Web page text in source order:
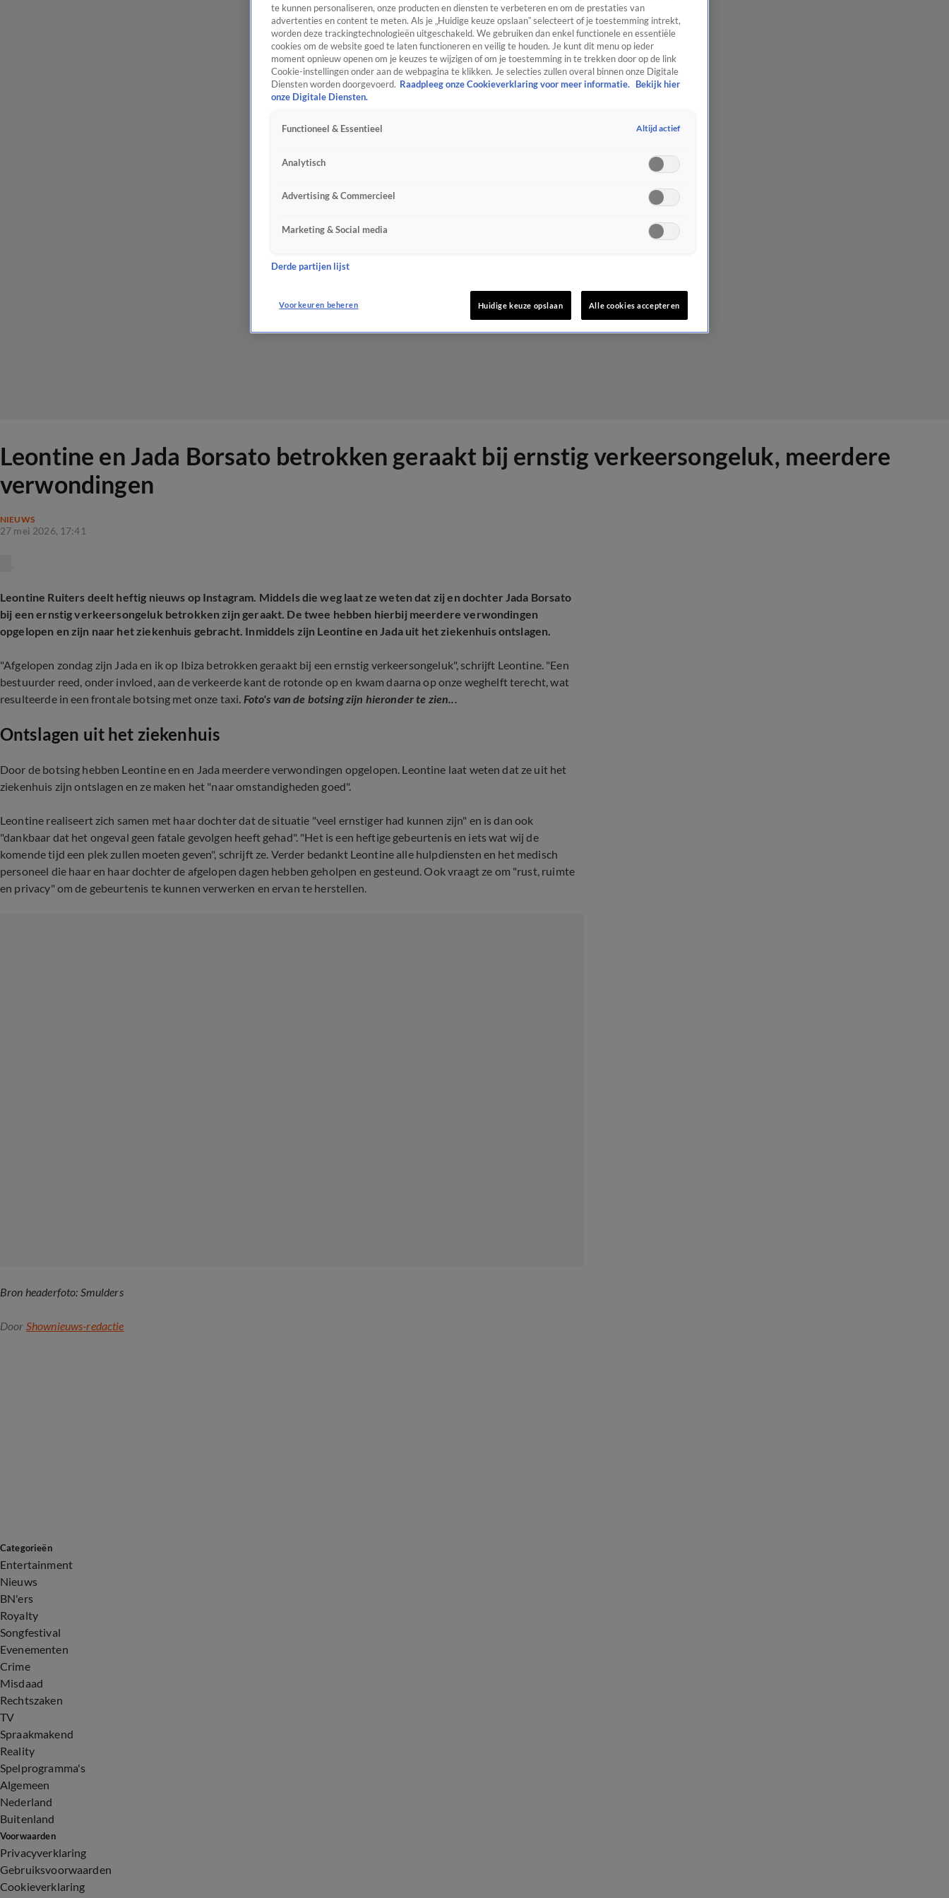
Leontine en Jada Borsato betrokken geraakt bij ernstig verkeersongeluk, meerdere
verwondingen
NIEUWS
27 mei 2026, 17:41
Leontine Ruiters deelt heftig nieuws op Instagram. Middels die weg laat ze weten dat zij en dochter Jada Borsato
bij een ernstig verkeersongeluk betrokken zijn geraakt. De twee hebben hierbij meerdere verwondingen
opgelopen en zijn naar het ziekenhuis gebracht. Inmiddels zijn Leontine en Jada uit het ziekenhuis ontslagen.
"Afgelopen zondag zijn Jada en ik op Ibiza betrokken geraakt bij een ernstig verkeersongeluk", schrijft Leontine. "Een
bestuurder reed, onder invloed, aan de verkeerde kant de rotonde op en kwam daarna op onze weghelft terecht, wat
resulteerde in een frontale botsing met onze taxi. Foto's van de botsing zijn hieronder te zien...
Ontslagen uit het ziekenhuis
Door de botsing hebben Leontine en en Jada meerdere verwondingen opgelopen. Leontine laat weten dat ze uit het
ziekenhuis zijn ontslagen en ze maken het "naar omstandigheden goed".
Leontine realiseert zich samen met haar dochter dat de situatie "veel ernstiger had kunnen zijn" en is dan ook
"dankbaar dat het ongeval geen fatale gevolgen heeft gehad". "Het is een heftige gebeurtenis en iets wat wij de
komende tijd een plek zullen moeten geven", schrijft ze. Verder bedankt Leontine alle hulpdiensten en het medisch
personeel die haar en haar dochter de afgelopen dagen hebben geholpen en gesteund. Ook vraagt ze om "rust, ruimte
en privacy" om de gebeurtenis te kunnen verwerken en ervan te herstellen.
Bron headerfoto: Smulders
Door Shownieuws-redactie
Categorieën
Entertainment
Nieuws
BN'ers
Royalty
Songfestival
Evenementen
Crime
Misdaad
Rechtszaken
TV
Spraakmakend
Reality
Spelprogramma's
Algemeen
Nederland
Buitenland
Voorwaarden
Privacyverklaring
Gebruiksvoorwaarden
Cookieverklaring
te kunnen personaliseren, onze producten en diensten te verbeteren en om de prestaties van
advertenties en content te meten. Als je „Huidige keuze opslaan” selecteert of je toestemming intrekt,
worden deze trackingtechnologieën uitgeschakeld. We gebruiken dan enkel functionele en essentiële
cookies om de website goed te laten functioneren en veilig te houden. Je kunt dit menu op ieder
moment opnieuw openen om je keuzes te wijzigen of om je toestemming in te trekken door op de link
Cookie-instellingen onder aan de webpagina te klikken. Je selecties zullen overal binnen onze Digitale
Diensten worden doorgevoerd. Raadpleeg onze Cookieverklaring voor meer informatie.
Bekijk hier
onze Digitale Diensten.
Functioneel & Essentieel Altijd actief
Analytisch
Advertising & Commercieel
Marketing & Social media
Derde partijen lijst
Voorkeuren beheren Huidige keuze opslaan Alle cookies accepteren